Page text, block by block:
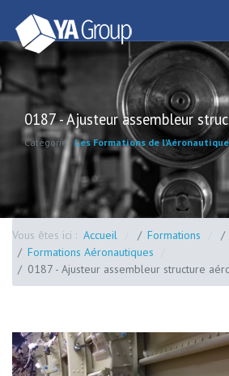
0187 - Ajusteur assembleur
Catégorie :Les Formations de l'Aéronautique
Vous êtes ici : Accueil Formations
Formations Aéronautiques
0187 - Ajusteur assembleur structure